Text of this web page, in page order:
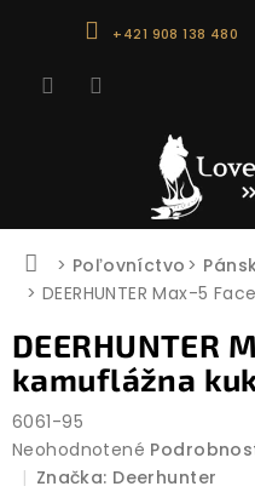
+421 908 138 480
Domov
Poľovníctvo
DEERHUNTER Max-5
DEERHUNTER
kamuflážna
6061-95
Priemerné
hodnotenie
Neohodnotené
Značka: Deerhunter